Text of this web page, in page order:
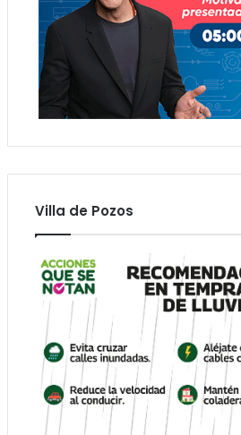
Villa de Pozos